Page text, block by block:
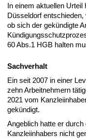
In einem aktuellen
Düsseldorf
ob sich der gekündigte
60 Abs.1 HGB halten
Sachverhalt
Ein seit 2007 in einer
zehn Arbeitnehmern
2021 vom
gekündigt.
Angeblich hatte er
Kanzleiinhabers nicht